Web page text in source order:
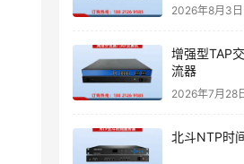
2026年8月3日
增强型TAP
流器
2026年7月28
北斗NTP时